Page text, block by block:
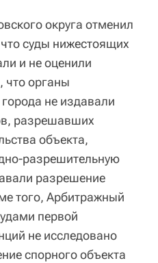
округа отменил
суды нижестоящих
и не оценили
что органы
не издавали
разрешавших
объекта,
разрешительную
разрешение
того, Арбитражный
первой
не исследовано
спорного объекта